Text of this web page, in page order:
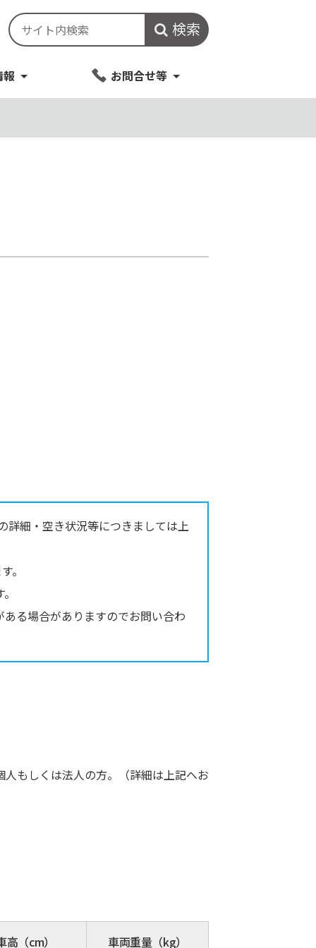
検索
報 お問合せ等
詳細・空き状況等につきましては上
。
る場合がありますのでお問い合わ
もしくは法人の方。（詳細は上記へお
高（cm） 車両重量（kg）